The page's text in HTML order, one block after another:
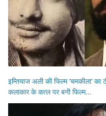
इम्तियाज अली की फिल्म ‘चमकीला’
कलाकार के कत्ल पर बनी फिल्म…